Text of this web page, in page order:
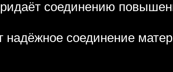
соединению
надёжное соединение